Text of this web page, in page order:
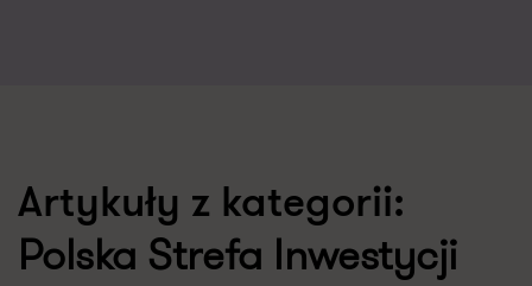
Artykuły z kategorii:
Polska Strefa Inwestycji